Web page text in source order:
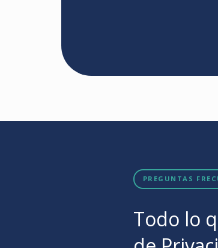
PREGUNTAS
Todo lo